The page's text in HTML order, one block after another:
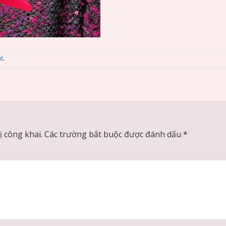
.
công khai. Các trường bắt buộc được đánh dấu *